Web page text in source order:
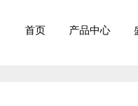
首页 产品中心